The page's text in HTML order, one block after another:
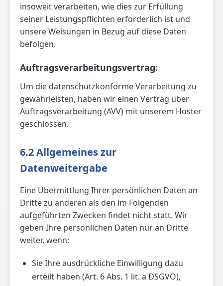
insoweit verarbeiten, wie dies zur Erfüllung
seiner Leistungspflichten erforderlich ist und
unsere Weisungen in Bezug auf diese Daten
befolgen.
Auftragsverarbeitungsvertrag:
Um die datenschutzkonforme Verarbeitung zu
gewährleisten, haben wir einen Vertrag über
Auftragsverarbeitung (AVV) mit unserem Hoster
geschlossen.
6.2 Allgemeines zur
Datenweitergabe
Eine Übermittlung Ihrer persönlichen Daten an
Dritte zu anderen als den im Folgenden
aufgeführten Zwecken findet nicht statt. Wir
geben Ihre persönlichen Daten nur an Dritte
weiter, wenn:
Sie Ihre ausdrückliche Einwilligung dazu
erteilt haben (Art. 6 Abs. 1 lit. a DSGVO),